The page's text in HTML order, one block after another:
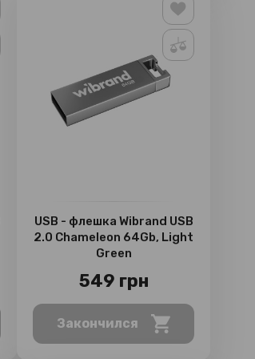
USB - флешка Wibrand USB
2.0 Chameleon 64Gb, Light
Green
549 грн
Закончился